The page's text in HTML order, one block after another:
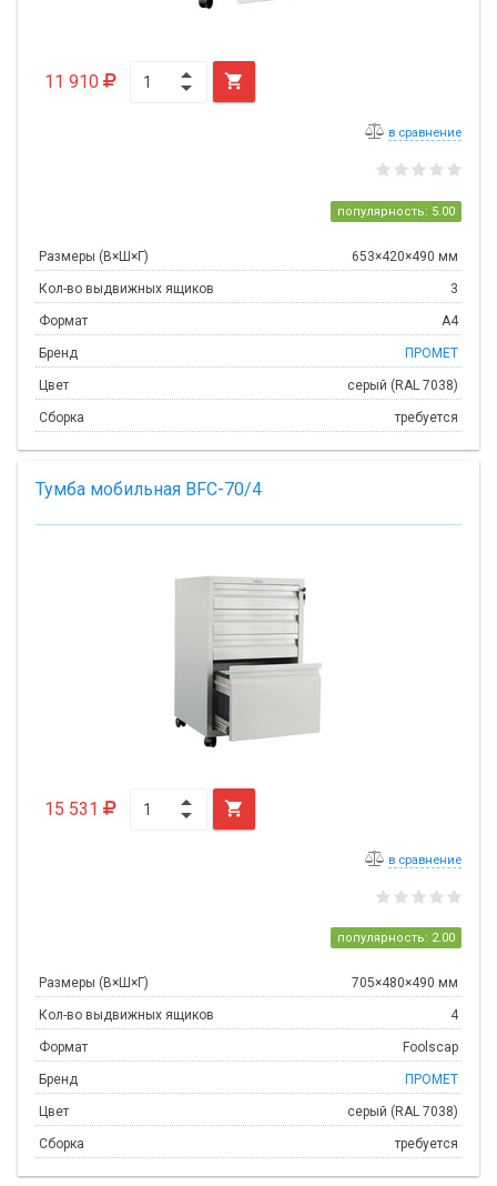
11 910 
в сравнение
популярность: 5.00
Размеры (В×Ш×Г) 653×420×490 мм
Кол-во выдвижных ящиков 3
Формат А4
Бренд ПРОМЕТ
Цвет серый (RAL 7038)
Сборка требуется
Тумба мобильная BFC-70/4
15 531 
в сравнение
популярность: 2.00
Размеры (В×Ш×Г) 705×480×490 мм
Кол-во выдвижных ящиков 4
Формат Foolscap
Бренд ПРОМЕТ
Цвет серый (RAL 7038)
Сборка требуется